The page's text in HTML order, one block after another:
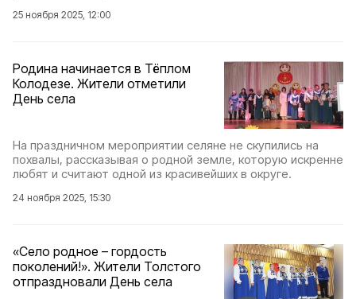
25 ноября 2025, 12:00
Родина начинается в Тёплом
Колодезе. Жители отметили
День села
На праздничном мероприятии селяне не скупились на
похвалы, рассказывая о родной земле, которую искренне
любят и считают одной из красивейших в округе.
24 ноября 2025, 15:30
«Село родное – гордость
поколений!». Жители Толстого
отпраздновали День села